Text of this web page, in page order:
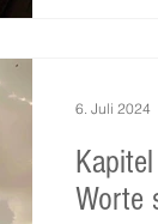
Worte
6. Juli 2024